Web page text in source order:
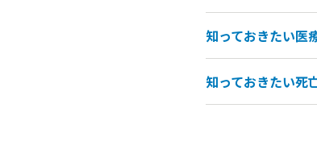
知っておきたい医
知っておきたい死